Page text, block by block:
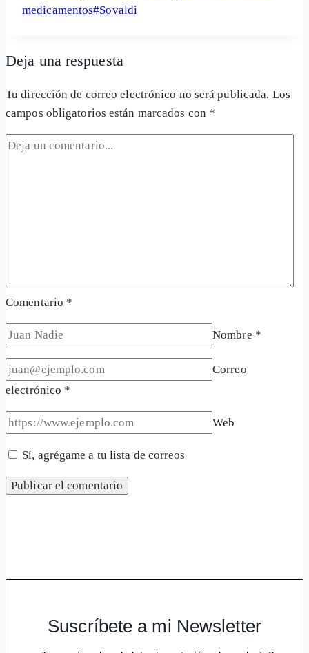
de
medicamentos#Sovaldi
Deja una respuesta
Tu dirección de correo electrónico no será publicada. Los
campos obligatorios están marcados con *
Comentario *
Nombre *
Correo
electrónico *
Web
Sí, agrégame a tu lista de correos
Suscríbete a mi Newsletter